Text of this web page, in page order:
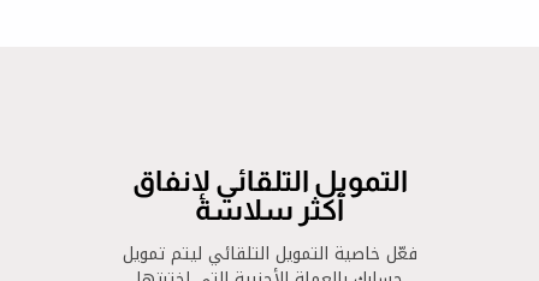
أكثر سلاسة
فعّل خاصية التمويل التلقائي ليتم تمويل